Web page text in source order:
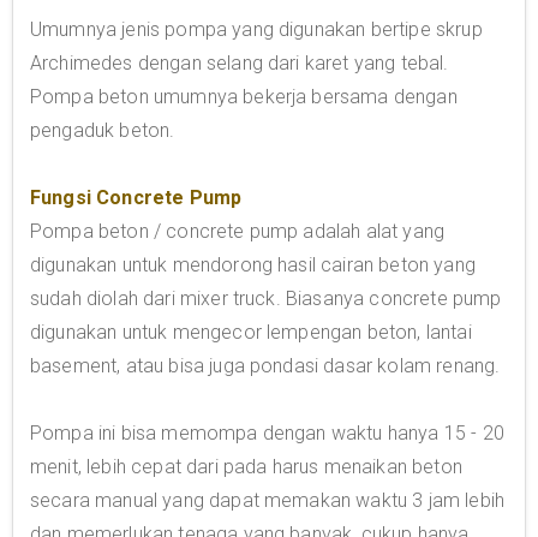
Umumnya jenis pompa yang digunakan bertipe skrup
Archimedes dengan selang dari karet yang tebal.
Pompa beton umumnya bekerja bersama dengan
pengaduk beton.
Fungsi Concrete Pump
Pompa beton / concrete pump adalah alat yang
digunakan untuk mendorong hasil cairan beton yang
sudah diolah dari mixer truck. Biasanya concrete pump
digunakan untuk mengecor lempengan beton, lantai
basement, atau bisa juga pondasi dasar kolam renang.
Pompa ini bisa memompa dengan waktu hanya 15 - 20
menit, lebih cepat dari pada harus menaikan beton
secara manual yang dapat memakan waktu 3 jam lebih